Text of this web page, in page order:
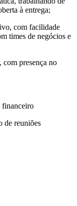
à entrega;
com facilidade
times de negócios e
presença no
financeiro
de reuniões